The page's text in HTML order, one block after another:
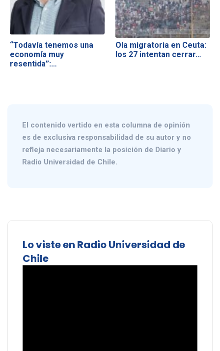
“Todavía tenemos una
economía muy
resentida”:…
Ola migratoria en Ceuta:
los 27 intentan cerrar…
El contenido vertido en esta columna de opinión
es de exclusiva responsabilidad de su autor y no
refleja necesariamente la posición de Diario y
Radio Universidad de Chile.
Lo viste en Radio Universidad de
Chile